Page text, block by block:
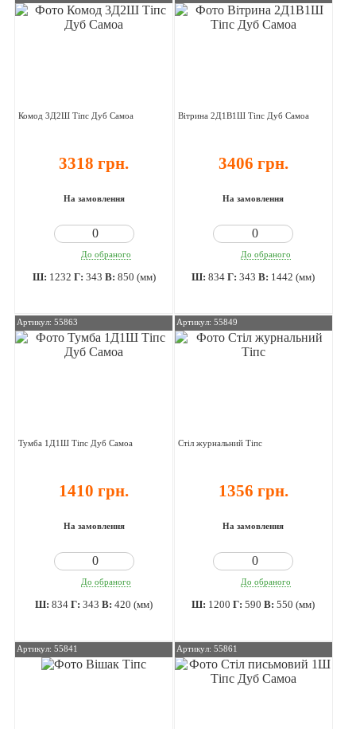
Комод 3Д2Ш Тіпс Дуб Самоа
3318 грн.
На замовлення
До обраного
Ш: 1232 Г: 343 В: 850 (мм)
Вітрина 2Д1В1Ш Тіпс Дуб Самоа
3406 грн.
На замовлення
До обраного
Ш:834 Г:343 В: 1442 (мм)
Артикул: 55863
Тумба 1Д1Ш Тіпс Дуб Самоа
1410 грн.
На замовлення
До обраного
Ш:834 Г:343 В:420 (мм)
Артикул: 55849
Стіл журнальний Тіпс
1356 грн.
На замовлення
До обраного
Ш: 1200 Г:590 В:550 (мм)
Артикул: 55841 Артикул: 55861